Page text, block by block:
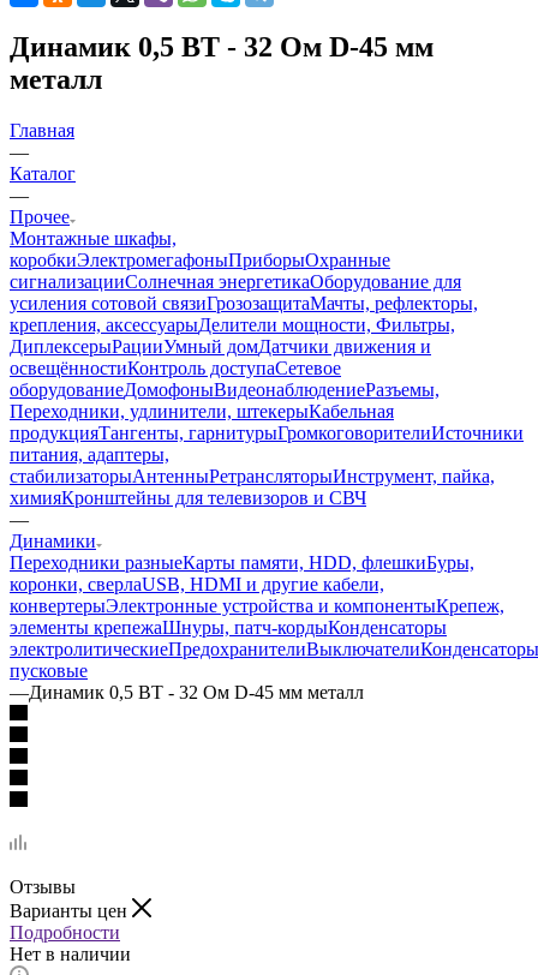
Динамик 0,5 ВТ - 32 Ом D-45 мм
металл
Главная
—
Каталог
—
Прочее
Монтажные шкафы,
коробкиЭлектромегафоныПриборыОхранные
сигнализацииСолнечная энергетикаОборудование для
усиления сотовой связиГрозозащитаМачты, рефлекторы,
крепления, аксессуарыДелители мощности, Фильтры,
ДиплексерыРацииУмный домДатчики движения и
освещённостиКонтроль доступаСетевое
оборудованиеДомофоныВидеонаблюдениеРазъемы,
Переходники, удлинители, штекерыКабельная
продукцияТангенты, гарнитурыГромкоговорителиИсточники
питания, адаптеры,
стабилизаторыАнтенныРетрансляторыИнструмент, пайка,
химияКронштейны для телевизоров и СВЧ
—
Динамики
Переходники разныеКарты памяти, HDD, флешкиБуры,
коронки, сверлаUSB, HDMI и другие кабели,
конвертерыЭлектронные устройства и компонентыКрепеж,
элементы крепежаШнуры, патч-кордыКонденсаторы
электролитическиеПредохранителиВыключателиКонденсаторы
пусковые
—Динамик 0,5 ВТ - 32 Ом D-45 мм металл
Отзывы
Варианты цен
Подробности
Нет в наличии